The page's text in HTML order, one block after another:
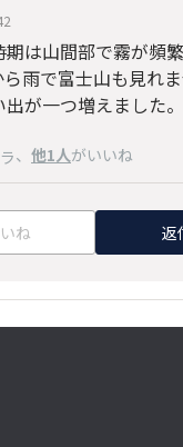
期は山間部で霧が頻
雨で富士山も見れ
が一つ増えました。
、 他1人がいいね
ね 返